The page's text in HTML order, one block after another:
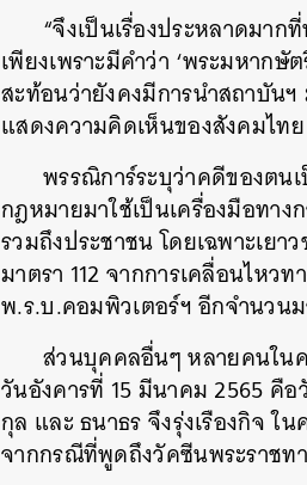
“จึงเป็นเรื่องประหลาดมา
เพียงเพราะมีคำว่า ‘พระมหาก
สะท้อนว่ายังคงมีการนำสถาบันฯ
แสดงความคิดเห็นของสังคมไท
พรรณิการ์ระบุว่าคดีของต
กฎหมายมาใช้เป็นเครื่องมือทา
รวมถึงประชาชน โดยเฉพาะเย
มาตรา 112 จากการเคลื่อนไหว
พ.ร.บ.คอมพิวเตอร์ฯ อีกจำนวน
ส่วนบุคคลอื่นๆ หลายคนใน
วันอังคารที่ 15 มีนาคม 2565 คื
กุล และ ธนาธร จึงรุ่งเรืองกิจ ใ
จากกรณีที่พูดถึงวัคซีนพระราชท